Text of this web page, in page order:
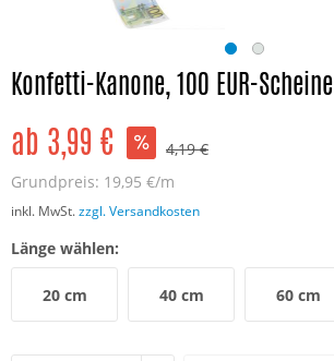
Konfetti-Kanone, 100 EUR-Scheine
ab 3,99 €
4,19 €
Grundpreis: 19,95 €/m
inkl. MwSt.zzgl. Versandkosten
Länge wählen:
20 cm 40 cm 60 cm